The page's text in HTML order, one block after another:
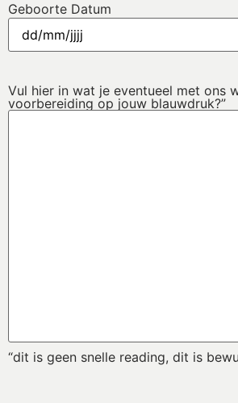
Geboorte Datum
Vul hier in wat je eventueel met ons
voorbereiding op jouw blauwdruk?”
“dit is geen snelle reading, dit is